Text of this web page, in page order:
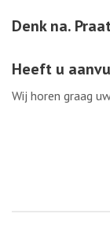
Denk na.
Heeft u
Wij horen graag